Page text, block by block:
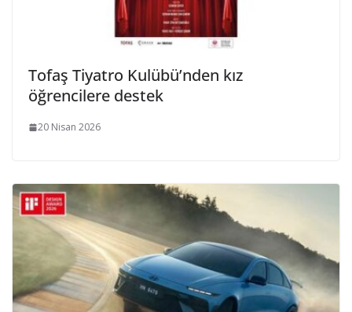
Tofaş Tiyatro Kulübü’nden kız
öğrencilere destek
20 Nisan 2026